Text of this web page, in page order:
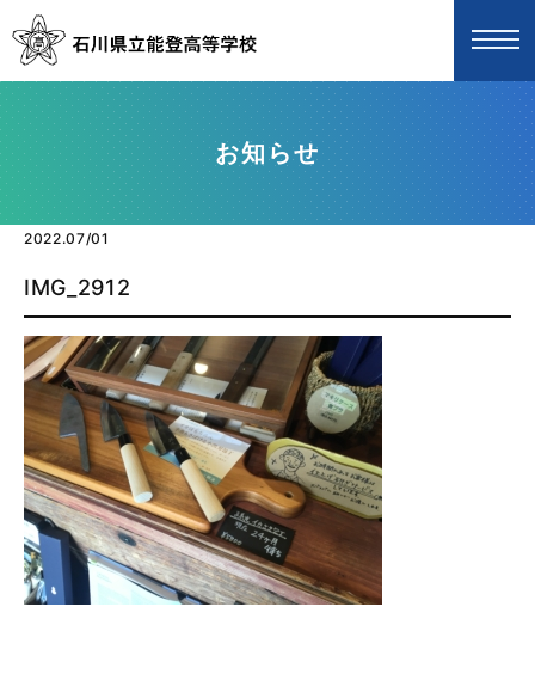
お知らせ
2022.07/01
IMG_2912